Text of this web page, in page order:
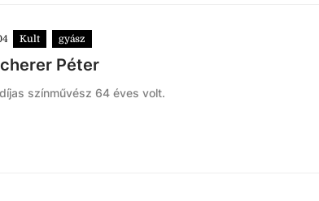
Kult gyász
Péter
színművész 64 éves volt.